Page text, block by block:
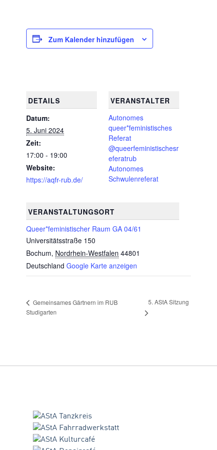
Zum Kalender hinzufügen
DETAILS
Datum:
5. Juni 2024
Zeit:
17:00 - 19:00
Website:
https://aqfr-rub.de/
VERANSTALTUNGSORT
Queer*feministischer Raum GA 04/61
Universitätsstraße 150
Bochum, Nordrhein-Westfalen 44801
Deutschland Google Karte anzeigen
VERANSTALTER
Autonomes
queer*feministisches
Referat
@queerfeministischesr
eferatrub
Autonomes
Schwulenreferat
Gemeinsames Gärtnern im RUB
Studigarten
5. AStA Sitzung